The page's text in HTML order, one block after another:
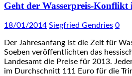
Geht der Wasserpreis-Konflikt
18/01/2014 Siegfried Gendries 0
Der Jahresanfang ist die Zeit für
Soeben veröffentlichten das
Landesamt die Preise für 2013.
im Durchschnitt 111 Euro für die